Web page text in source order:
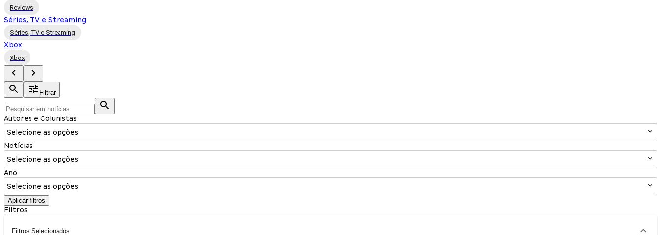
Reviews
Séries, TV e Streaming
Séries, TV e Streaming
Xbox
Xbox
Filtrar
Autores e Colunistas
Selecione as opções
Notícias
Selecione as opções
Ano
Selecione as opções
Aplicar filtros
Filtros
Filtros Selecionados